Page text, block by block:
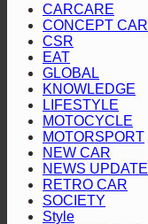
ปี
หลัง
ชู
กลยุทธ์
การ
เป็น
REEV
Pioneer
ใน
ตลาด
CARCARE
CONCEPT CAR
CSR
EAT
GLOBAL
KNOWLEDGE
LIFESTYLE
MOTOCYCLE
MOTORSPORT
NEW CAR
NEWS UPDATE
RETRO CAR
SOCIETY
Style